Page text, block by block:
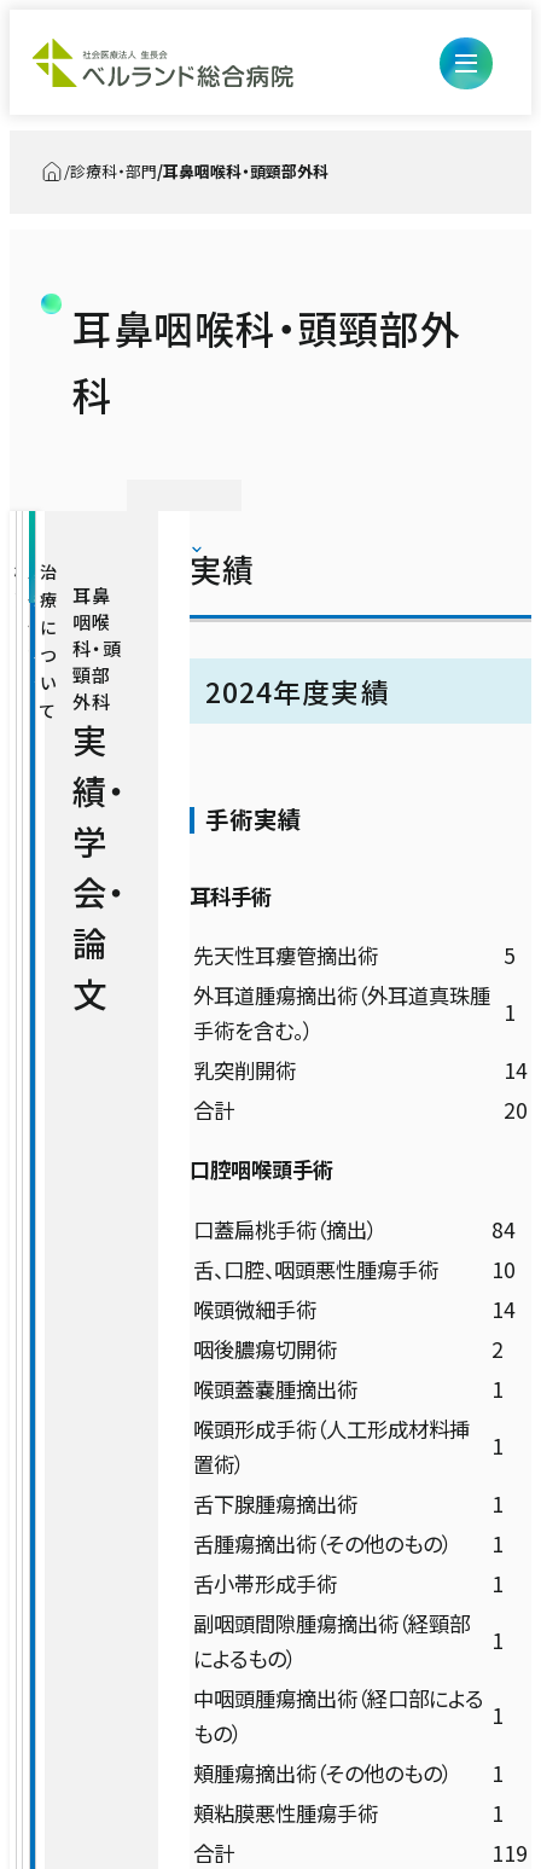
外来のご案内
外来担当医表（一覧）
総合相談センター
セカンドオピニオン
入院・お見舞い
病室のご案内
お見舞いについて
消化器内科
内分泌・代謝科
脳神経内科
認知症・脳機能センター
包括的がん診療センター（腫瘍内科）
腎臓内科
小児科
産婦人科（産科）
産婦人科（婦人科）
外科・肝胆膵外科・消化管外科
呼吸器外科
総合整形外科
リハビリテーション科
クオリティ管理センター
医療安全管理室
看護部
薬剤部
薬剤部
診療技術部
放射線室
栄養管理室
臨床心理室
臨床工学室
総合相談部門
医療福祉相談室
地域医療連携室
患者支援室
がん相談支援センター
病院について
ン
病院長あいさつ
理念・基本方針
施設概要
患者さんの権利と責務
高度医療
救急医療
がん医療
チーム医療
認定・指定
臨床研究・治験
医療関係の方
診察予約ご利用手順
入院申し込み手順
臨床研修
セミナー・イベント
日本語
トップ
診療科・部門 耳鼻咽喉科・頭頸部外科
耳鼻咽喉科・頭頸部外
科
概
要
外
来
担
当
医
ス
タ
ッ
フ
実
績
・
学
会
治
療
に
つ
い
て
耳鼻
咽喉
科・頭
頸部
外科
実
績・
学
会・
論
文
実績
2024年度実績
手術実績
耳科手術
先天性耳瘻管摘出術
5
外耳道腫瘍摘出術（外耳道真珠腫
手術を含む。）
1
乳突削開術
14
合計
20
口腔咽喉頭手術
口蓋扁桃手術（摘出）
84
舌、口腔、咽頭悪性腫瘍手術
10
喉頭微細手術
14
咽後膿瘍切開術
2
喉頭蓋嚢腫摘出術
1
喉頭形成手術（人工形成材料挿
置術）
1
舌下腺腫瘍摘出術
1
舌腫瘍摘出術（その他のもの）
1
舌小帯形成手術
1
副咽頭間隙腫瘍摘出術（経頸部
によるもの）
1
中咽頭腫瘍摘出術（経口部による
もの）
1
頬腫瘍摘出術（その他のもの）
1
頬粘膜悪性腫瘍手術
1
合計
119
実
績
学
会・
研
究